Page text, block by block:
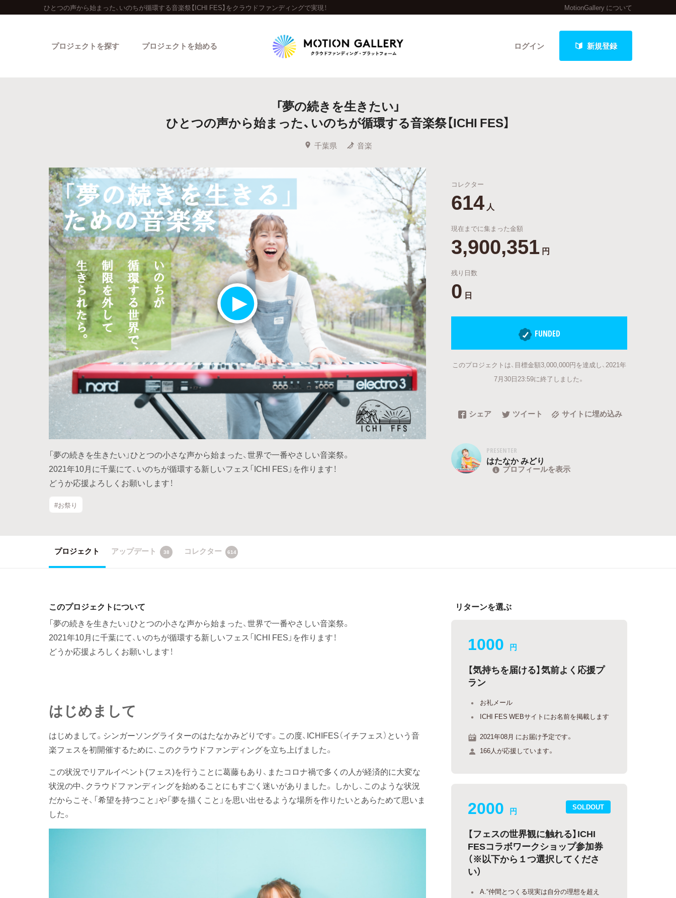
ひとつの声から始まった、いのちが循環する音楽祭【ICHI FES】をクラウドファンディングで実現！ MotionGallery について
ログイン 新規登録
プロジェクトを探す
人気のプロジェクト 新着プロジェクト 終了間近のプロジェクト
Feature
カテゴリーから探す キュレーターから探す 特集から探す
最新達成プロジェクト 調達額が大きいプロジェクト
プロジェクトを始める
「夢の続きを生きたい」
ひとつの声から始まった、いのちが循環する音楽祭【ICHI FES】
千葉県 音楽
「夢の続きを生きたい」ひとつの小さな声から始まった、世界で一番やさしい音楽祭。
2021年10月に千葉にて、いのちが循環する新しいフェス「ICHI FES」を作ります！
どうか応援よろしくお願いします！
#お祭り
コレクター
614 人
現在までに集まった金額
3,900,351 円
残り日数
0 日
FUNDED
このプロジェクトは、目標金額3,000,000円を達成し、2021年
7月30日23:59に終了しました。
シェア ツイート サイトに埋め込み
PRESENTER
はたなか みどり
プロフィールを表示
プロジェクト アップデート 38 コレクター 614
このプロジェクトについて
「夢の続きを生きたい」ひとつの小さな声から始まった、世界で一番やさしい音楽祭。
2021年10月に千葉にて、いのちが循環する新しいフェス「ICHI FES」を作ります！
どうか応援よろしくお願いします！
はじめまして
はじめまして。シンガーソングライターのはたなかみどりです。この度、ICHIFES（イチフェス）という音
楽フェスを初開催するために、このクラウドファンディングを立ち上げました。
この状況でリアルイベント(フェス)を行うことに葛藤もあり、またコロナ禍で多くの人が経済的に大変な
状況の中、クラウドファンディングを始めることにもすごく迷いがありました。 しかし、このような状況
だからこそ、「希望を持つこと」や「夢を描くこと」を思い出せるような場所を作りたいとあらためて思いま
した。
リターンを選ぶ
1000 円
【気持ちを届ける】気前よく応援プ
ラン
お礼メール
ICHI FES WEBサイトにお名前を掲載します
2021年08月 にお届け予定です。
166人が応援しています。
SOLDOUT
2000 円
【フェスの世界観に触れる】ICHI
FESコラボワークショップ参加券
（※以下から１つ選択してくださ
い）
A.“仲間とつくる現実は自分の理想を超え